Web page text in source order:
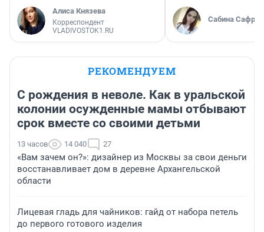
Алиса Князева
Корреспондент
VLADIVOSTOK1.RU
Сабина
РЕКОМЕНДУЕМ
С рождения в неволе. Как в уральской
колонии осужденные мамы отбывают
срок вместе со своими детьми
13 часов 14 040 27
«Вам зачем он?»: дизайнер из Москвы за свои деньги
восстанавливает дом в деревне Архангельской
области
Лицевая гладь для чайников: гайд от набора петель
до первого готового изделия